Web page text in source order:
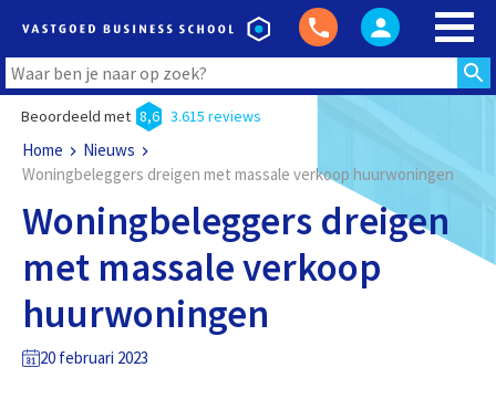
Beoordeeld met 8,6 3.615 reviews
Home
Nieuws
Woningbeleggers dreigen met massale verkoop huurwoningen
Woningbeleggers dreigen
met massale verkoop
huurwoningen
20 februari 2023